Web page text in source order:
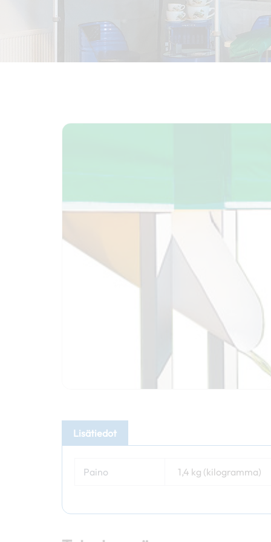
Lisätiedot
Paino 1,4 kg (kilogramma)